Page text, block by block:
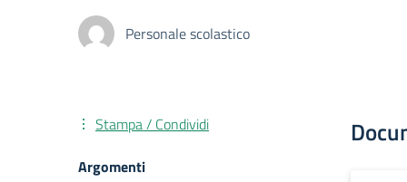
Personale scolastico
Stampa / Condividi
Argomenti